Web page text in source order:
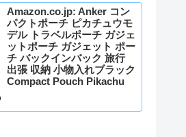
Amazon.co.jp: Anker コン
パクトポーチ ピカチュウモ
デル トラベルポーチ ガジェ
ットポーチ ガジェット ポー
チ バックインバック 旅行
出張 収納 小物入れブラック
Compact Pouch Pikachu